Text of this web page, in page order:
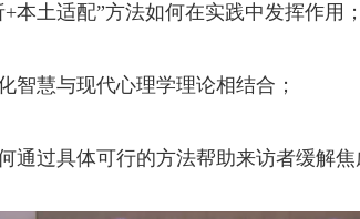
土适配”方法如何在实践中发挥作用；
慧与现代心理学理论相结合；
过具体可行的方法帮助来访者缓解焦